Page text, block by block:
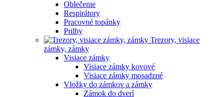
Oblečenie
Respirátory
Pracovné topánky
Prilby
Trezory, visiace
zámky, zámky
Visiace zámky
Visiace zámky kovové
Visiace zámky mosadzné
Vložky do zámkov a zámky
Zámok do dverí